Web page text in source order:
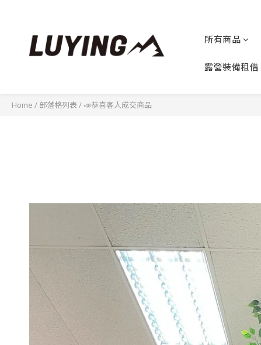
所有商品
露營裝備租借
Home / 部落格列表 / 📣恭喜客人成交商品